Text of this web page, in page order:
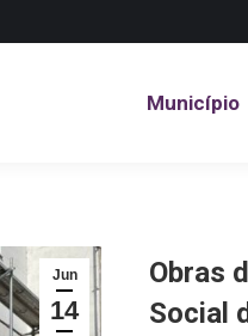
Município
Jun
14
Obras
Social
Município